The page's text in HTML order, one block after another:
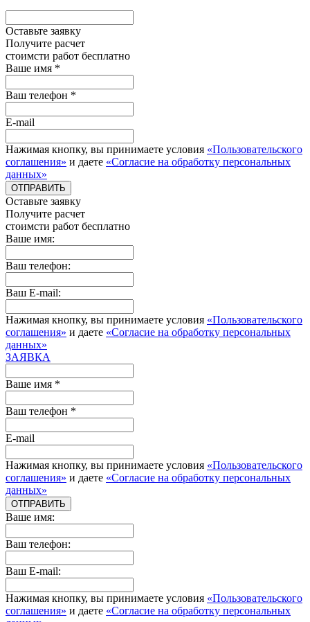
Оставьте заявку
Получите расчет
стоимcти работ бесплатно
Ваше имя *
Ваш телефон *
E-mail
Нажимая кнопку, вы принимаете условия «Пользовательского
соглашения» и даете «Согласие на обработку персональных
данных»
ОТПРАВИТЬ
Оставьте заявку
Получите расчет
стоимcти работ бесплатно
Ваше имя:
Ваш телефон:
Ваш E-mail:
Нажимая кнопку, вы принимаете условия «Пользовательского
соглашения» и даете «Согласие на обработку персональных
данных»
ЗАЯВКА
Ваше имя *
Ваш телефон *
E-mail
Нажимая кнопку, вы принимаете условия «Пользовательского
соглашения» и даете «Согласие на обработку персональных
данных»
ОТПРАВИТЬ
Ваше имя:
Ваш телефон:
Ваш E-mail:
Нажимая кнопку, вы принимаете условия «Пользовательского
соглашения» и даете «Согласие на обработку персональных